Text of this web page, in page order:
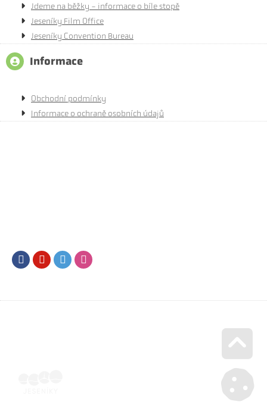
Jdeme na běžky - informace o bíle stopě
Jeseníky Film Office
Jeseníky Convention Bureau
Informace
Obchodní podmínky
Informace o ochraně osobních údajů
FacebookYoutubeTwitter
Go